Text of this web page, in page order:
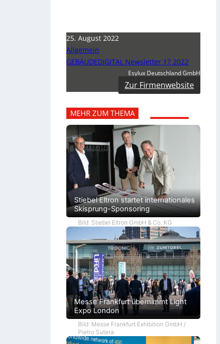
25. August 2022
Allgemein
GEBÄUDEDIGITAL Newsletter 17 2022
Esylux Deutschland GmbH
Zur Firmenwebsite
MEHR ZUM THEMA
Stiebel Eltron startet internationales
Skisprung-Sponsoring
Bild: Stiebel Eltron GmbH & Co. KG
Messe Frankfurt übernimmt Light
Expo London
Bild: Messe Frankfurt Exhibition GmbH /
Pietro Sutera